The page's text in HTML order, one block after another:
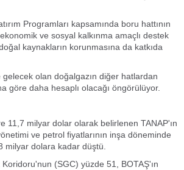
Programları kapsamında boru hattının
ve sosyal kalkınma amaçlı destek
kaynakların korunmasına da katkıda
olan doğalgazın diğer hatlardan
göre daha hesaplı olacağı öngörülüyor.
11,7 milyar dolar olarak belirlenen TANAP'ın
ve petrol fiyatlarının inşa döneminde
milyar dolara kadar düştü.
(SGC) yüzde 51, BOTAŞ'ın